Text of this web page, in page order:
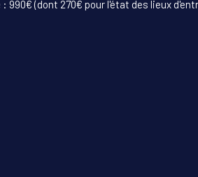
990€ (dont 270€ pour l'état des lieux